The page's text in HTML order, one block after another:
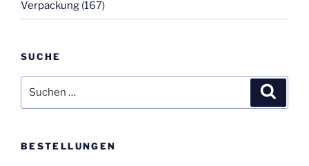
Verpackung (167)
SUCHE
nach:
BESTELLUNGEN